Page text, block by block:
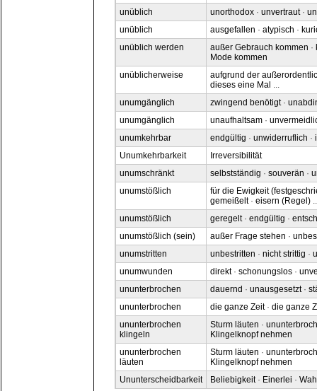
unüblich
unorthodox · unvertraut·
unüblich
ausgefallen · atypisch ·
unüblich werden
außer Gebrauch kommen ·
Mode kommen
unüblicherweise
aufgrund der
dieses eine Mal ...
unumgänglich
zwingend benötigt·
unumgänglich
unaufhaltsam ·
unumkehrbar
endgültig · unwiderruflich ·
Unumkehrbarkeit
Irreversibilität
unumschränkt
selbstständig · souverän ·
unumstößlich
für die Ewigkeit
gemeißelt· eisern (Regel)
unumstößlich
geregelt· endgültig ·
unumstößlich (sein)
außer Frage stehen ·
unumstritten
unbestritten · nicht strittig ·
unumwunden
direkt· schonungslos ·
ununterbrochen
dauernd · unausgesetzt·
ununterbrochen
die ganze Zeit· die ganze
ununterbrochen
klingeln
Sturm läuten ·
Klingelknopf nehmen
ununterbrochen
läuten
Sturm läuten ·
Klingelknopf nehmen
Ununterscheidbarkeit
Beliebigkeit· Einerlei ·